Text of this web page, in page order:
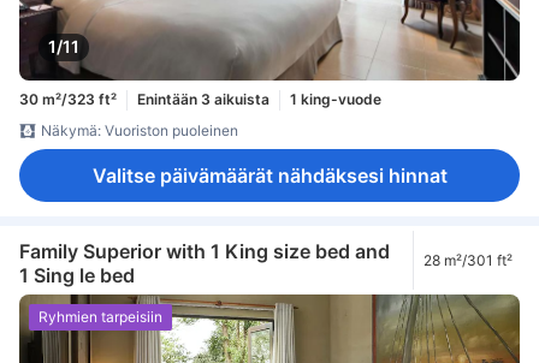
1/11
30 m²/323 ft² Enintään 3 aikuista
1 king-vuode
Näkymä: Vuoriston puoleinen
Valitse päivämäärät nähdäksesi hinnat
Family Superior with 1 King size bed and
1 Sing le bed
28 m²/301 ft²
Ryhmien tarpeisiin